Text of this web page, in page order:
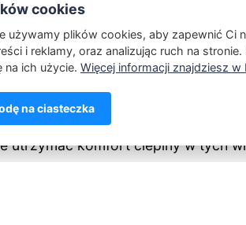
wrażliwy na działanie wody i
negatywnie na kondycję okien
i pielęgnować w
Bardzo ważne jest również to, by
kuchnia czy sypialnia –
podczas gdy w nieogrzewanych
utrzymać komfort cieplny w tych
cookies
używamy plików cookies, aby zapewnić Ci
i reklamy, oraz analizując ruch na
ich użycie. Więcej informacji znajdziesz
na ciasteczka